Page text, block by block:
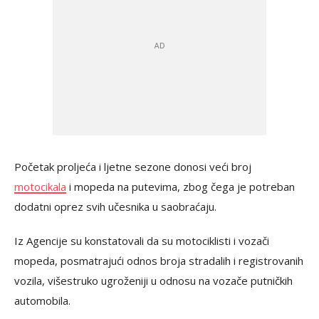
Početak proljeća i ljetne sezone donosi veći broj
motocikala i mopeda na putevima, zbog čega je potreban
dodatni oprez svih učesnika u saobraćaju.
Iz Agencije su konstatovali da su motociklisti i vozači
mopeda, posmatrajući odnos broja stradalih i registrovanih
vozila, višestruko ugroženiji u odnosu na vozače putničkih
automobila.